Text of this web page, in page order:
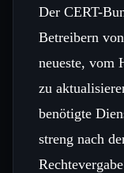
Der CERT-
Betreibern
neueste, vom
zu
benötigte
streng nach